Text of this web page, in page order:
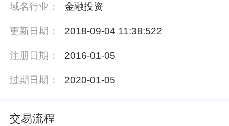
域名行业： 金融投资
更新日期： 2018-09-04 11:38:522
注册日期： 2016-01-05
过期日期： 2020-01-05
交易流程